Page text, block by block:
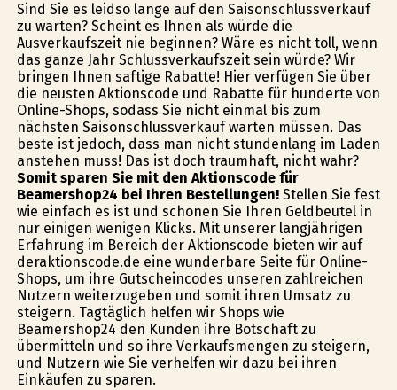
Sind Sie es leidso lange auf den Saisonschlussverkauf
zu warten? Scheint es Ihnen als würde die
Ausverkaufszeit nie beginnen? Wäre es nicht toll, wenn
das ganze Jahr Schlussverkaufszeit sein würde? Wir
bringen Ihnen saftige Rabatte! Hier verfügen Sie über
die neusten Aktionscode und Rabatte für hunderte von
Online-Shops, sodass Sie nicht einmal bis zum
nächsten Saisonschlussverkauf warten müssen. Das
beste ist jedoch, dass man nicht stundenlang im Laden
anstehen muss! Das ist doch traumhaft, nicht wahr?
Somit sparen Sie mit den Aktionscode für
Beamershop24 bei Ihren Bestellungen!Stellen Sie fest
wie einfach es ist und schonen Sie Ihren Geldbeutel in
nur einigen wenigen Klicks. Mit unserer langjährigen
Erfahrung im Bereich der Aktionscode bieten wir auf
deraktionscode.de eine wunderbare Seite für Online-
Shops, um ihre Gutscheincodes unseren zahlreichen
Nutzern weiterzugeben und somit ihren Umsatz zu
steigern. Tagtäglich helfen wir Shops wie
Beamershop24 den Kunden ihre Botschaft zu
übermitteln und so ihre Verkaufsmengen zu steigern,
und Nutzern wie Sie verhelfen wir dazu bei ihren
Einkäufen zu sparen.